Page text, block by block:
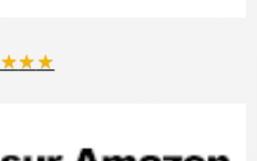
★★★